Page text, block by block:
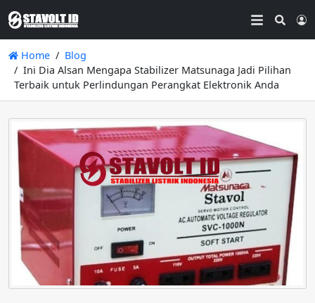
Home
Blog
Ini Dia Alsan Mengapa Stabilizer Matsunaga Jadi Pilihan
Terbaik untuk Perlindungan Perangkat Elektronik Anda